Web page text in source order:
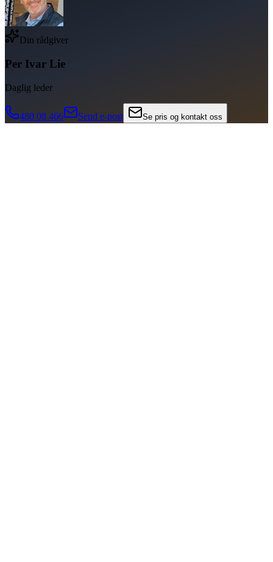
Din rådgiver
Per Ivar Lie
Daglig leder
480 08 466 Send e-post Se pris og kontakt oss